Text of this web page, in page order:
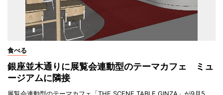
食べる
銀座並木通りに展覧会連動型のテーマカフェ ミュ
ージアムに隣接